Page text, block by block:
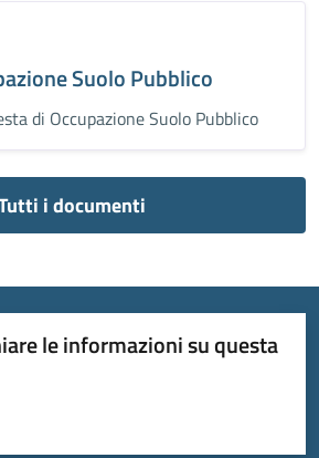
Suolo Pubblico
di Occupazione Suolo Pubblico
i documenti
le informazioni su questa
5 stelle su 5
stelle su 5
su 5
5